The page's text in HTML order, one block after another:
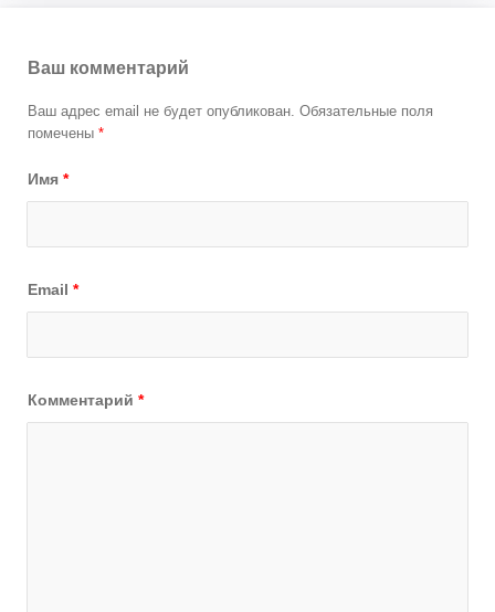
Ваш комментарий
Ваш адрес email не будет опубликован. Обязательные поля
помечены *
Имя *
Email *
Комментарий *